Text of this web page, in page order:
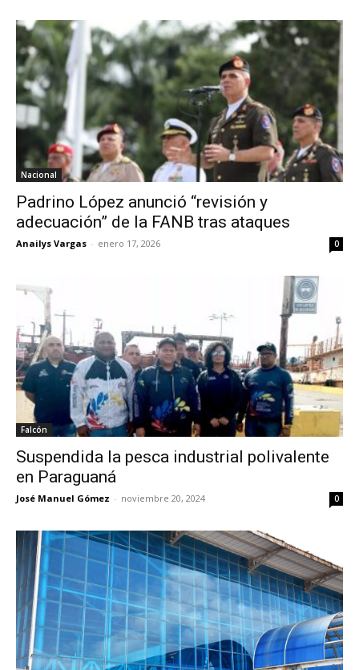
Nacional
Padrino López anunció “revisión y
adecuación” de la FANB tras ataques
Anailys Vargas - enero 17, 2026 0
Falcón
Suspendida la pesca industrial polivalente
en Paraguaná
José Manuel Gómez - noviembre 20, 2024 0